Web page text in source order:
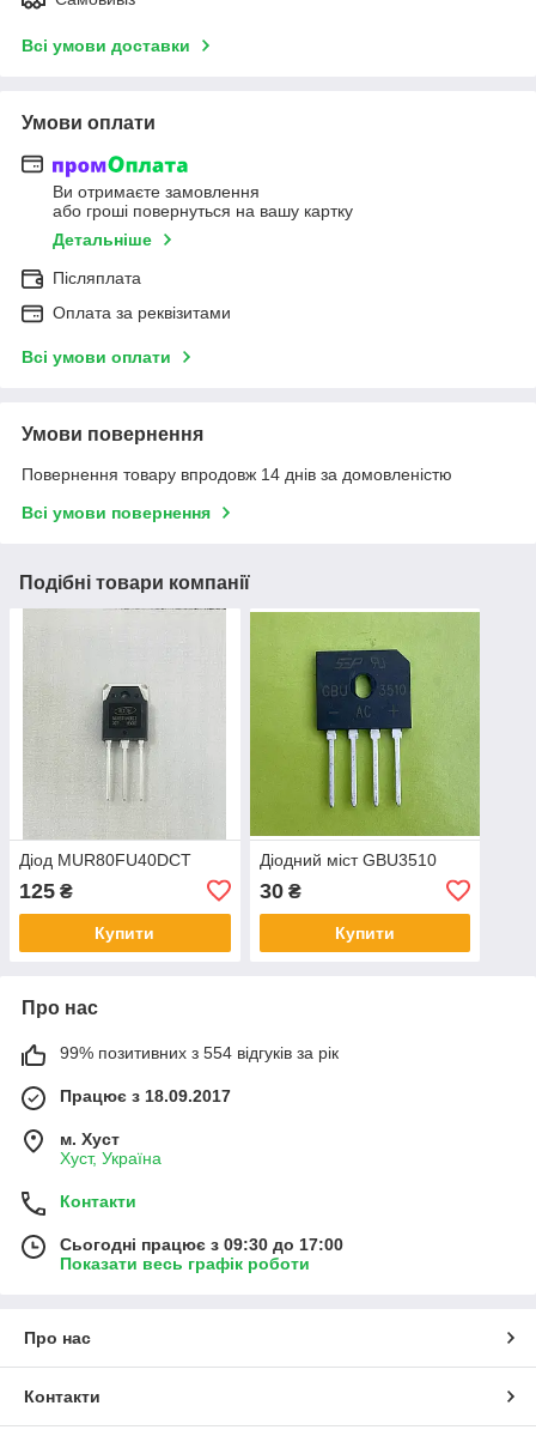
Всі умови доставки
Умови оплати
Ви отримаєте замовлення
або гроші повернуться на вашу картку
Детальніше
Післяплата
Оплата за реквізитами
Всі умови оплати
Умови повернення
Повернення товару впродовж 14 днів за домовленістю
Всі умови повернення
Подібні товари компанії
Діод MUR80FU40DCT
125 ₴
Купити
Діодний міст GBU3510
30₴
Купити
Про нас
99% позитивних з 554 відгуків за рік
Працює з 18.09.2017
м. Хуст
Хуст, Україна
Контакти
Сьогодні працює з 09:30 до 17:00
Показати весь графік роботи
Про нас
Контакти